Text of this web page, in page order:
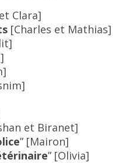
Clara]
[Charles et Mathias]
et Biranet]
” [Mairon]
” [Olivia]